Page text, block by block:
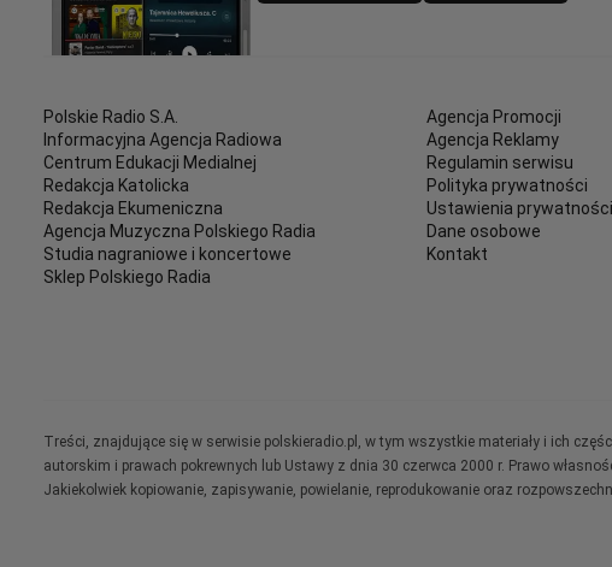
Polskie Radio S.A.
Informacyjna Agencja Radiowa
Centrum Edukacji Medialnej
Redakcja Katolicka
Redakcja Ekumeniczna
Agencja Muzyczna Polskiego Radia
Studia nagraniowe i koncertowe
Sklep Polskiego Radia
Agencja Promocji
Agencja Reklamy
Regulamin serwisu
Polityka prywatności
Ustawienia prywatności
Dane osobowe
Kontakt
Treści, znajdujące się w serwisie polskieradio.pl, w tym wszystkie materiały i ich
autorskim i prawach pokrewnych lub Ustawy z dnia 30 czerwca 2000 r. Prawo
Jakiekolwiek kopiowanie, zapisywanie, powielanie, reprodukowanie oraz